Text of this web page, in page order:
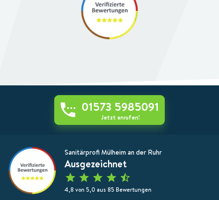
01573 5985091
Jetzt anrufen!
Sanitärprofi Mülheim an der Ruhr
Ausgezeichnet
4,8 von 5,0 aus 85 Bewertungen